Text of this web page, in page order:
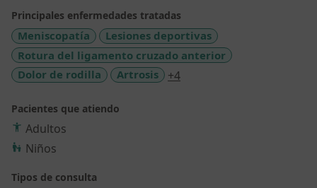
Principales enfermedades tratadas
Meniscopatía
Lesiones deportivas
Rotura del ligamento cruzado anterior
Dolor de rodilla
Artrosis +4a11y_sr_more_diseases
Pacientes que atiendo
Adultos
Niños
Tipos de consulta